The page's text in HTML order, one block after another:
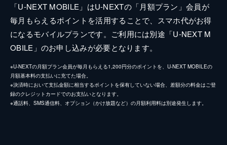
「U-NEXT MOBILE」はU-NEXTの「月額プラン」会員が
毎月もらえるポイントを活用することで、スマホ代がお得
になるモバイルプランです。ご利用には別途「U-NEXT M
OBILE」のお申し込みが必要となります。
※U-NEXTの月額プラン会員が毎月もらえる1,200円分のポイントを、U-NEXT MOBILEの
月額基本料の支払いに充てた場合。
※決済時において支払金額に相当するポイントを保有していない場合、差額分の料金はご登
録のクレジットカードでのお支払いとなります。
※通話料、SMS通信料、オプション（かけ放題など）の月額利用料は別途発生します。